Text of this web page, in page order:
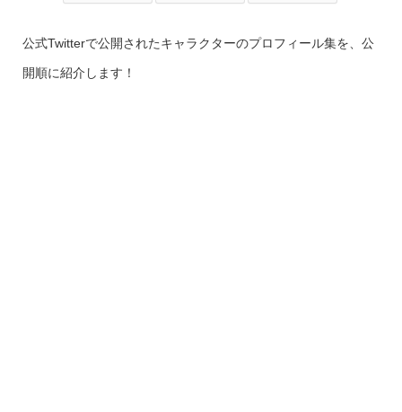
公式Twitterで公開されたキャラクターのプロフィール集を、公
開順に紹介します！